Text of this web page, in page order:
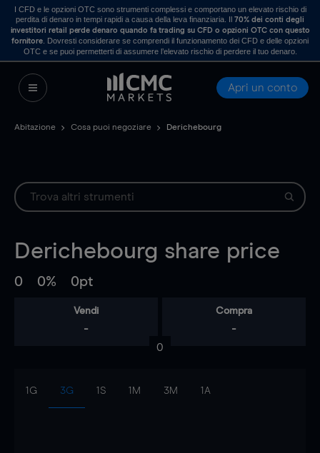
I CFD e le opzioni OTC sono strumenti complessi e comportano un elevato rischio di
perdita di denaro in tempi rapidi a causa della leva finanziaria. Il70% dei conti degli
investitori retail perde denaro quando fa trading su CFD o opzioni OTC con questo
fornitore . Dovresti considerare se comprendi il funzionamento dei CFD e delle opzioni
OTC e se puoi permetterti di assumere l’elevato rischio di perdere il tuo denaro.
Apri un conto
Abitazione Cosa puoi negoziare Derichebourg
Derichebourg share price
0 0% 0pt
Vendi
-
Compra
-
0
1G 3G 1S 1M 3M 1A